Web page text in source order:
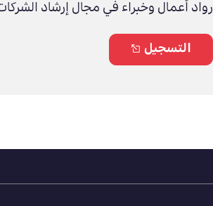
رواد أعمال وخبراء في مجال إرشاد
التسجيل